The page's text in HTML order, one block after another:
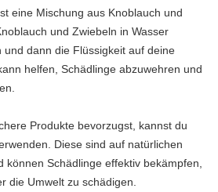
eine Mischung aus Knoblauch und
und Zwiebeln in Wasser
und dann die Flüssigkeit auf deine
helfen, Schädlinge abzuwehren und
Produkte bevorzugst, kannst du
Diese sind auf natürlichen
können Schädlinge effektiv bekämpfen,
die Umwelt zu schädigen.